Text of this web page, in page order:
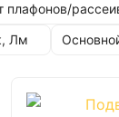
плафонов/
Лм